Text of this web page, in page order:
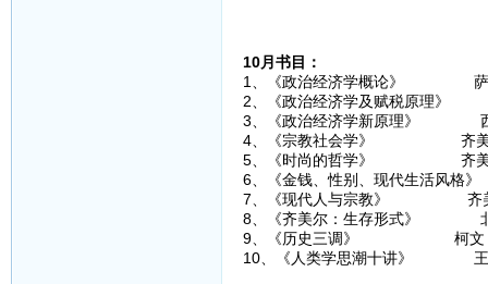
10月书目：
1、《政治经济学概论》 萨
2、《政治经济学及赋税原理》
3、《政治经济学新原理》
4、《宗教社会学》 齐美
5、《时尚的哲学》 齐美
6、《金钱、性别、现代生活风格
7、《现代人与宗教》 齐
8、《齐美尔：生存形式》
9、《历史三调》 柯文
10、《人类学思潮十讲》 王